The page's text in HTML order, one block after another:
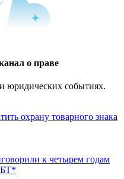
о праве
юридических событиях.
охрану товарного знака
к четырем годам